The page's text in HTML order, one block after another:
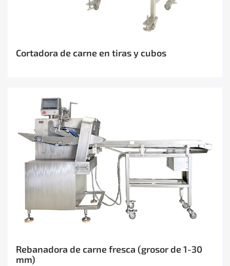
Cortadora de carne en tiras y cubos
Rebanadora de carne fresca (grosor de 1-30
mm)